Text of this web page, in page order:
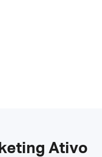
Ativo